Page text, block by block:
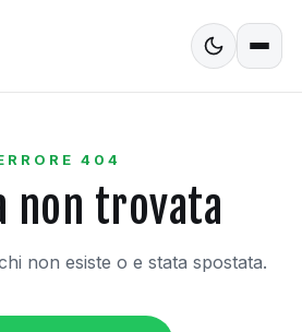
404
non trovata
non esiste o e stata spostata.